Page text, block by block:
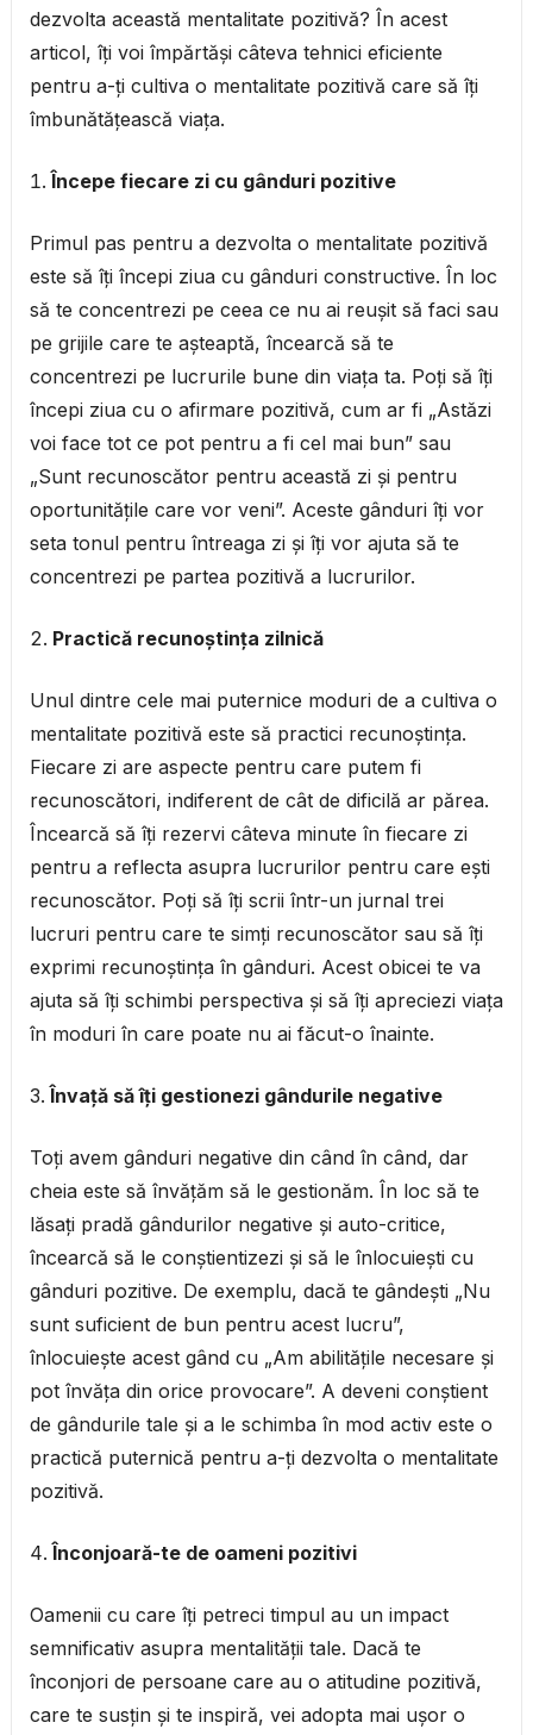
dezvolta această mentalitate pozitivă? În acest
articol, îți voi împărtăși câteva tehnici eficiente
pentru a-ți cultiva o mentalitate pozitivă care să îți
îmbunătățească viața.
Începe fiecare zi cu gânduri pozitive
Primul pas pentru a dezvolta o mentalitate pozitivă
este să îți începi ziua cu gânduri constructive. În loc
să te concentrezi pe ceea ce nu ai reușit să faci sau
pe grijile care te așteaptă, încearcă să te
concentrezi pe lucrurile bune din viața ta. Poți să îți
începi ziua cu o afirmare pozitivă, cum ar fi „Astăzi
voi face tot ce pot pentru a fi cel mai bun” sau
„Sunt recunoscător pentru această zi și pentru
oportunitățile care vor veni”. Aceste gânduri îți vor
seta tonul pentru întreaga zi și îți vor ajuta să te
concentrezi pe partea pozitivă a lucrurilor.
Practică recunoștința zilnică
Unul dintre cele mai puternice moduri de a cultiva o
mentalitate pozitivă este să practici recunoștința.
Fiecare zi are aspecte pentru care putem fi
recunoscători, indiferent de cât de dificilă ar părea.
Încearcă să îți rezervi câteva minute în fiecare zi
pentru a reflecta asupra lucrurilor pentru care ești
recunoscător. Poți să îți scrii într-un jurnal trei
lucruri pentru care te simți recunoscător sau să îți
exprimi recunoștința în gânduri. Acest obicei te va
ajuta să îți schimbi perspectiva și să îți apreciezi viața
în moduri în care poate nu ai făcut-o înainte.
Învață să îți gestionezi gândurile negative
Toți avem gânduri negative din când în când, dar
cheia este să învățăm să le gestionăm. În loc să te
lăsați pradă gândurilor negative și auto-critice,
încearcă să le conștientizezi și să le înlocuiești cu
gânduri pozitive. De exemplu, dacă te gândești „Nu
sunt suficient de bun pentru acest lucru”,
înlocuiește acest gând cu „Am abilitățile necesare și
pot învăța din orice provocare”. A deveni conștient
de gândurile tale și a le schimba în mod activ este o
practică puternică pentru a-ți dezvolta o mentalitate
pozitivă.
Înconjoară-te de oameni pozitivi
Oamenii cu care îți petreci timpul au un impact
semnificativ asupra mentalității tale. Dacă te
înconjori de persoane care au o atitudine pozitivă,
care te susțin și te inspiră, vei adopta mai ușor o